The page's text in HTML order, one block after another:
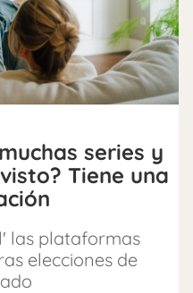
series y
Tiene una
las plataformas
elecciones de